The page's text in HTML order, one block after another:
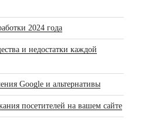
2024 года
и недостатки каждой
Google и альтернативы
посетителей на вашем сайте